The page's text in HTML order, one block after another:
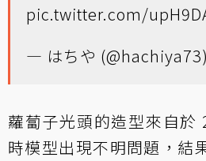
pic.twitter.com/
— はちや (@hachiya73)
蘿蔔子光頭的造型來自於
時模型出現不明問題，結